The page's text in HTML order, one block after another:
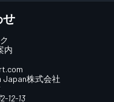
せ
内
Japan株式会社
12-13